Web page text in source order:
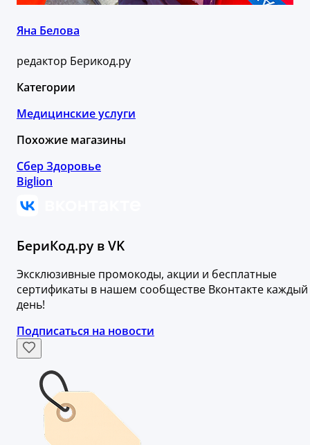
Яна Белова
редактор Берикод.ру
Категории
Медицинские услуги
Похожие магазины
Сбер Здоровье
Biglion
БериКод.ру в VK
Эксклюзивные промокоды, акции и бесплатные
сертификаты в нашем сообществе Вконтакте каждый
день!
Подписаться на новости